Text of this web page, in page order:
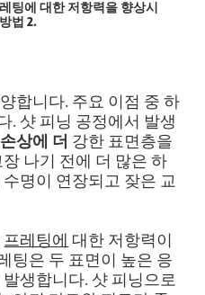
팅에 대한 저항력을 향상시
법 2.
합니다. 주요 이점 중 하
. 샷 피닝 공정에서 발생
상에 더 강한 표면층을
나기 전에 더 많은 하
명이 연장되고 잦은 교
프레팅에
대한 저항력이
팅은 두 표면이 높은 응
생합니다. 샷 피닝으로